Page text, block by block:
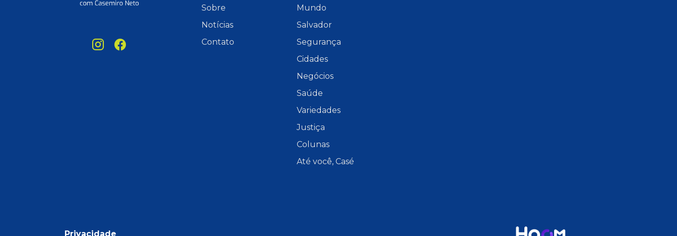
Sobre
Notícias
Contato
Mundo
Salvador
Segurança
Cidades
Negócios
Saúde
Variedades
Justiça
Colunas
Até você, Casé
Privacidade